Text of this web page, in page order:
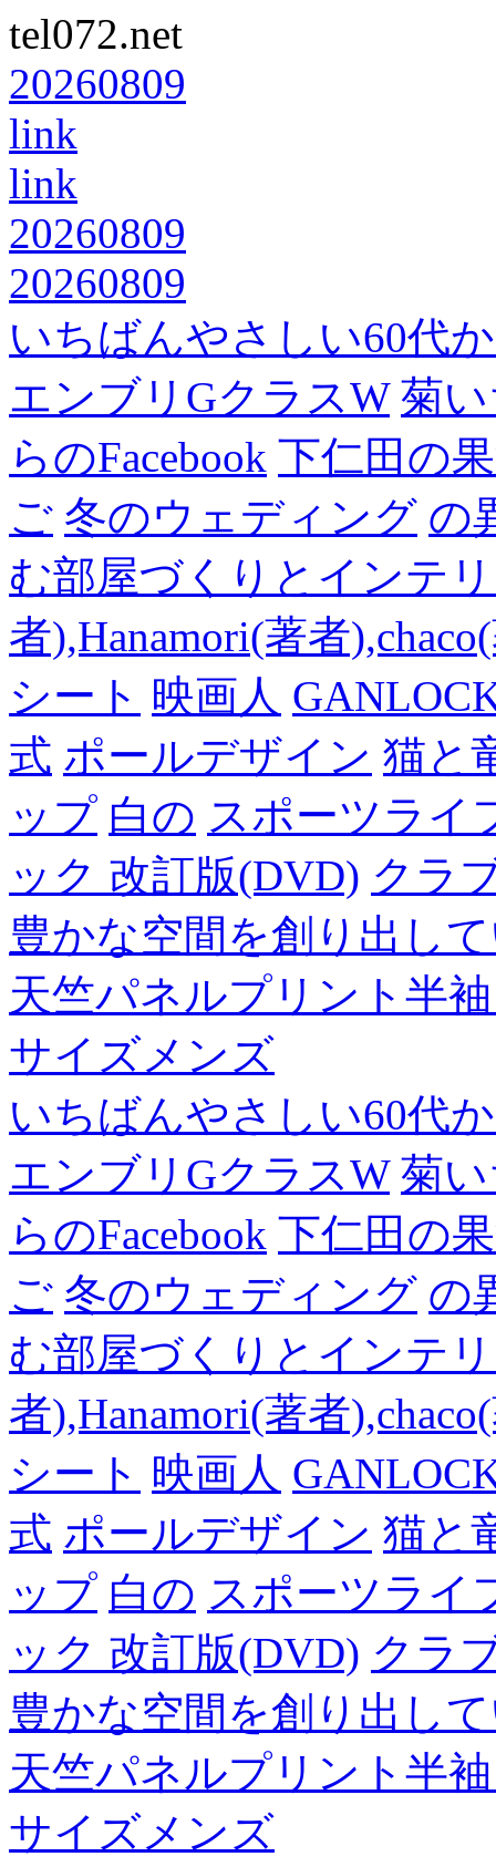
tel072.net
20260809
link
link
20260809
20260809
いちばんやさしい60代
エンブリGクラスW 菊
らのFacebook 下仁田の
ご 冬のウェディング の
む部屋づくりとインテ
者),Hanamori(著者
シート 映画人
式 ポールデザイン 猫と
ップ 白の スポーツライ
ック 改訂版(DVD) クラ
豊かな空間を創り出し
天竺パネルプリント半
サイズメンズ
いちばんやさしい60代
エンブリGクラスW 菊
らのFacebook 下仁田の
ご 冬のウェディング の
む部屋づくりとインテ
者),Hanamori(著者
シート 映画人
式 ポールデザイン 猫と
ップ 白の スポーツライ
ック 改訂版(DVD) クラ
豊かな空間を創り出し
天竺パネルプリント半
サイズメンズ